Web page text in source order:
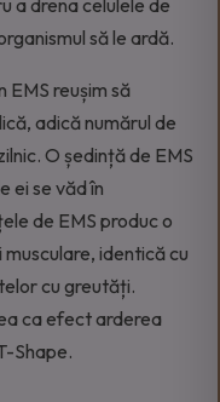
să le ardă.
EMS reușim să
adică numărul de
O ședință de EMS
ei se văd în
de EMS produc o
identică cu
cu greutăți.
ca efect arderea
Shape.